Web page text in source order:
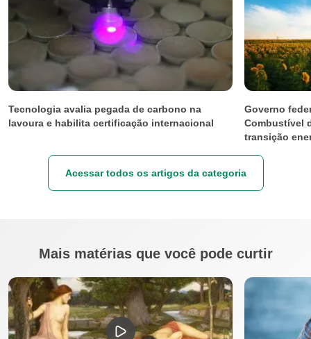
Tecnologia avalia pegada de carbono na
lavoura e habilita certificação internacional
Governo
Combustível
transição
Acessar todos os artigos da categoria
Mais matérias que você pode curtir